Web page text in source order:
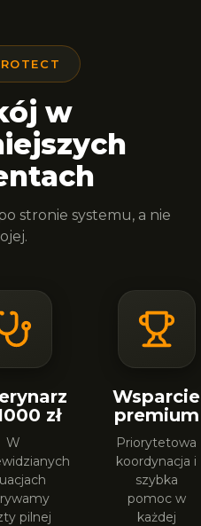
w
stronie systemu, a nie
zł
W
pilnej
Wsparcie
premium
Priorytetowa
koordynacja i
szybka
pomoc w
każdej